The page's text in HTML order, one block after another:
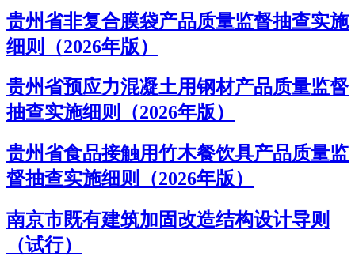
贵州省非复合膜袋产品质量监督抽查实施
细则（2026年版）
贵州省预应力混凝土用钢材产品质量监督
抽查实施细则（2026年版）
贵州省食品接触用竹木餐饮具产品质量监
督抽查实施细则（2026年版）
南京市既有建筑加固改造结构设计导则
（试行）